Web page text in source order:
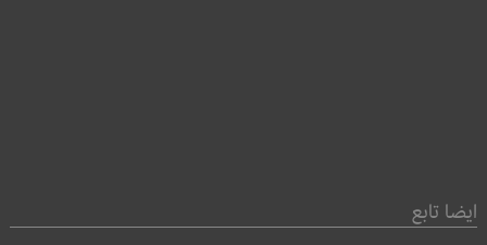
ايضا تابع